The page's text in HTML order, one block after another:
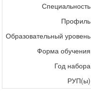
Образовательный
Форма
Год